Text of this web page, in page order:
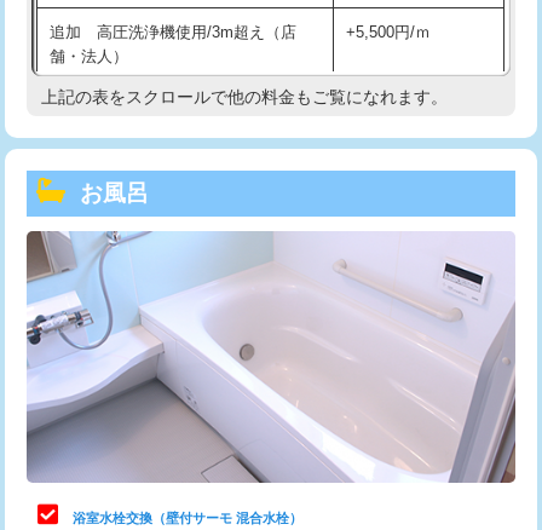
追加 高圧洗浄機使用/3m超え（店
舗・法人）
+5,500円/ｍ
高度高圧洗浄換 現地調査
トーラー機使用/3mまで
追加トーラー機使用/3m超え
カメラ調査 33,000円
桝清掃 8,800円
止水・漏水調査・防水処理・清掃・修
理・調整・分解・加工など（軽作業）
止水・漏水調査・防水処理・清掃・修
理・調整・分解・加工など（中作業）
22,000円
上記の表をスクロールで他の料金もご覧になれます。
お風呂
浴室水栓交換（壁付サーモ 混合水栓）